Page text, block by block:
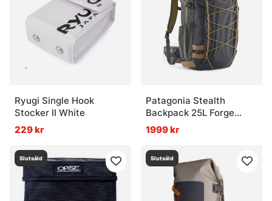
Ryugi Single Hook
Stocker II White
229 kr
Patagonia Stealth
Backpack 25L Forge
Grey
1999 kr
Slutsåld Slutsåld